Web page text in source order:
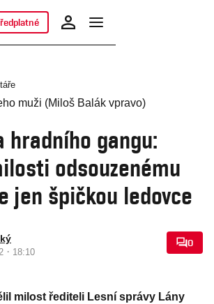
hradního gangu:
odsouzenému
jen špičkou ledovce
· 18:10
0
milost řediteli Lesní správy Lány